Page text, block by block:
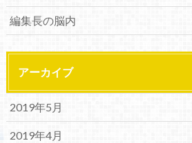
編集長の脳内
アーカイブ
2019年5月
2019年4月